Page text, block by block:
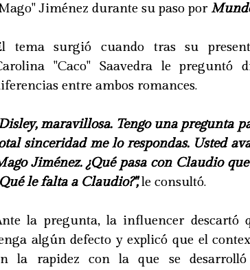
Jiménez durante su paso por
tema surgió cuando tras su
"Caco" Saavedra le preguntó
entre ambos romances.
maravillosa. Tengo una pregunta
sinceridad me lo respondas. Usted
Jiménez. ¿Qué pasa con Claudio
le falta a Claudio?",le consultó.
la pregunta, la influencer descartó
algún defecto y explicó que el
la rapidez con la que se